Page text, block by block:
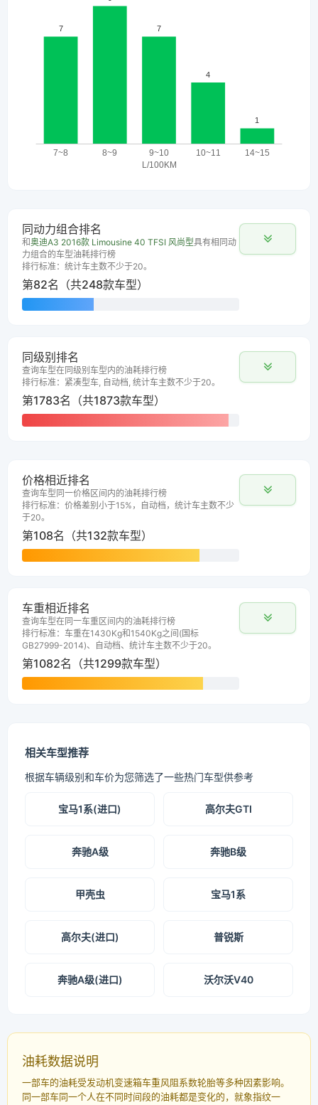
同动力组合排名
和奥迪A3 2016款 Limousine 40 TFSI 风尚型具有相同动
力组合的车型油耗排行榜
排行标准：统计车主数不少于20。
第82名（共248款车型）
同级别排名
查询车型在同级别车型内的油耗排行榜
排行标准：紧凑型车, 自动档, 统计车主数不少于20。
第1783名（共1873款车型）
价格相近排名
查询车型同一价格区间内的油耗排行榜
排行标准：价格差别小于15%，自动档，统计车主数不少
于20。
第108名（共132款车型）
车重相近排名
查询车型在同一车重区间内的油耗排行榜
排行标准：车重在1430Kg和1540Kg之间(国标
GB27999-2014)、自动档、统计车主数不少于20。
第1082名（共1299款车型）
相关车型推荐
根据车辆级别和车价为您筛选了一些热门车型供参考
宝马1系(进口) 高尔夫GTI
奔驰A级 奔驰B级
甲壳虫 宝马1系
高尔夫(进口) 普锐斯
奔驰A级(进口) 沃尔沃V40
油耗数据说明
一部车的油耗受发动机变速箱车重风阻系数轮胎等多种因素影响。
同一部车同一个人在不同时间段的油耗都是变化的，就象指纹一